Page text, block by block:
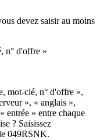
devez saisir au moins
n° d'offre »
mot-clé, n° d'offre »,
», « anglais »,
entrée » entre chaque
? Saisissez
049RSNK.